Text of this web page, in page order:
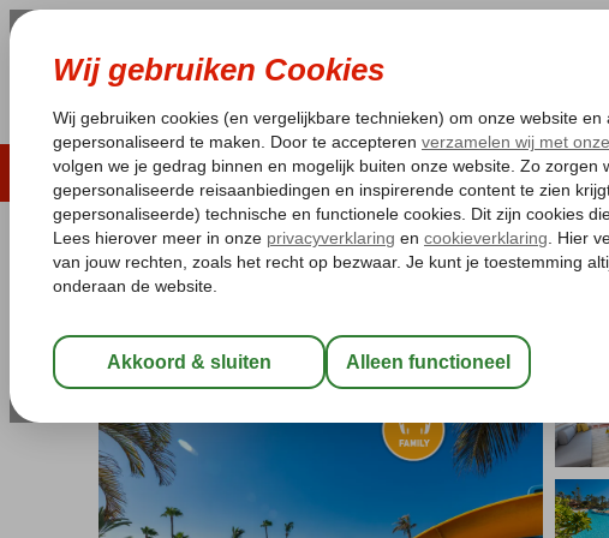
LAST MINUTE ZOMER 2026 ZONVAKANTIE
Pakketgarantie Laagsteprijsgarantie* Gratis annuleren*
Home
Spanje Canarische Eilanden
Abora Interclub by Lopesan Hotels
All Inclusive Hotel